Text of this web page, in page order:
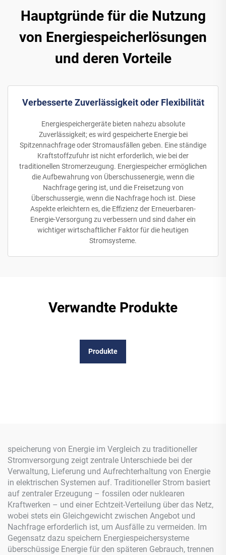
Hauptgründe für die Nutzung
von Energiespeicherlösungen
und deren Vorteile
Verbesserte Zuverlässigkeit oder Flexibilität
Energiespeichergeräte bieten nahezu absolute
Zuverlässigkeit; es wird gespeicherte Energie bei
Spitzennachfrage oder Stromausfällen geben. Eine ständige
Kraftstoffzufuhr ist nicht erforderlich, wie bei der
traditionellen Stromerzeugung. Energiespeicher ermöglichen
die Aufbewahrung von Überschussenergie, wenn die
Nachfrage gering ist, und die Freisetzung von
Überschussergie, wenn die Nachfrage hoch ist. Diese
Aspekte erleichtern es, die Effizienz der Erneuerbaren-
Energie-Versorgung zu verbessern und sind daher ein
wichtiger wirtschaftlicher Faktor für die heutigen
Stromsysteme.
Verwandte Produkte
Produkte
speicherung von Energie im Vergleich zu traditioneller
Stromversorgung zeigt zentrale Unterschiede bei der
Verwaltung, Lieferung und Aufrechterhaltung von Energie
in elektrischen Systemen auf. Traditioneller Strom basiert
auf zentraler Erzeugung – fossilen oder nuklearen
Kraftwerken – und einer Echtzeit-Verteilung über das Netz,
wobei stets ein Gleichgewicht zwischen Angebot und
Nachfrage erforderlich ist, um Ausfälle zu vermeiden. Im
Gegensatz dazu speichern Energiespeichersysteme
überschüssige Energie für den späteren Gebrauch, trennen